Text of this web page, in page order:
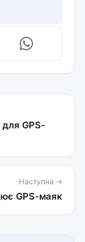
GPS-
Наступна →
GPS-маяк